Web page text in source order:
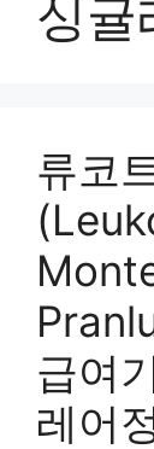
싱귤
류코
급여
레어